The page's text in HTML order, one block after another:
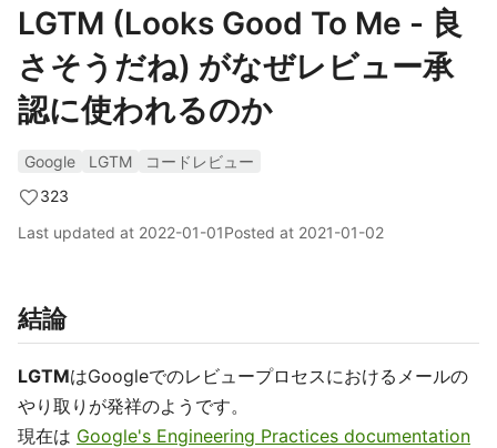
LGTM (Looks Good To Me - 良
さそうだね) がなぜレビュー承
認に使われるのか
Google LGTM
コードレビュー
323
Last updated at 2022-01-01Posted at 2021-01-02
結論
LGTMはGoogleでのレビュープロセスにおけるメールの
やり取りが発祥のようです。
現在は Google's Engineering Practices documentation